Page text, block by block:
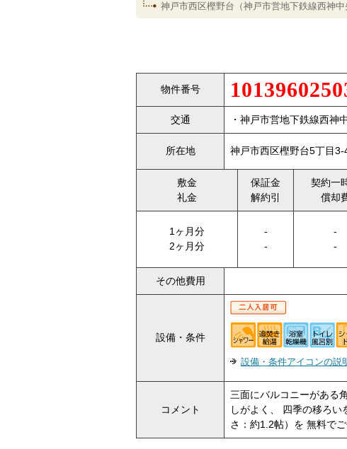
神戸市西区樫野台（神戸市営地下鉄線西神
物件番号
交通 ・神戸市営地下鉄線西神
所在地 神戸市西区樫野台5丁目3-
敷金
礼金
保証金
解約引
契約一
償却
1ヶ月分
2ヶ月分
-
-
-
-
その他費用
設備・条件
設備・条件アイコンの説
コメント
三面にバルコニーがある
しがよく、 四季の移ろ
さ：約1.2帖）を 無料で